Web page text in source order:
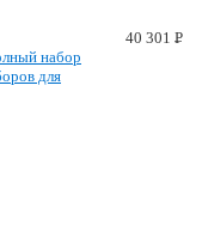
набор
для
40 301 P